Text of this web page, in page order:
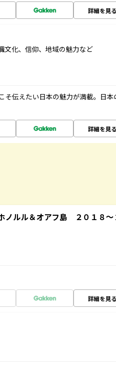
詳細を見る
化、信仰、地域の魅力など
そ伝えたい日本の魅力が満載。日本
詳細を見る
ルル＆オアフ島 ２０１８～
詳細を見る